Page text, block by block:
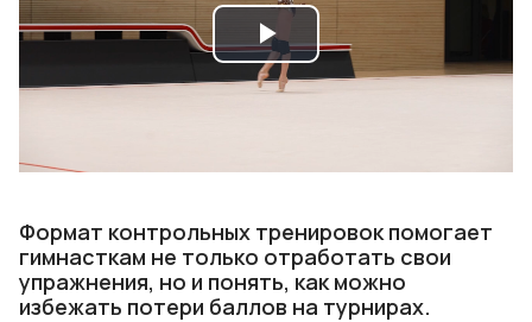
Play
Формат контрольных тренировок помогает
гимнасткам не только отработать свои
упражнения, но и понять, как можно
избежать потери баллов на турнирах.